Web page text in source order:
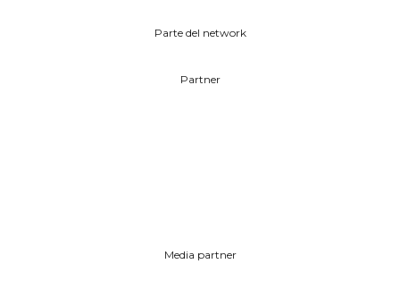
Parte del network
Partner
Media partner